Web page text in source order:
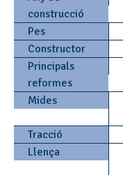
construcció
Pes
Constructor
Principals
reformes
Mides
Tracció
Llença